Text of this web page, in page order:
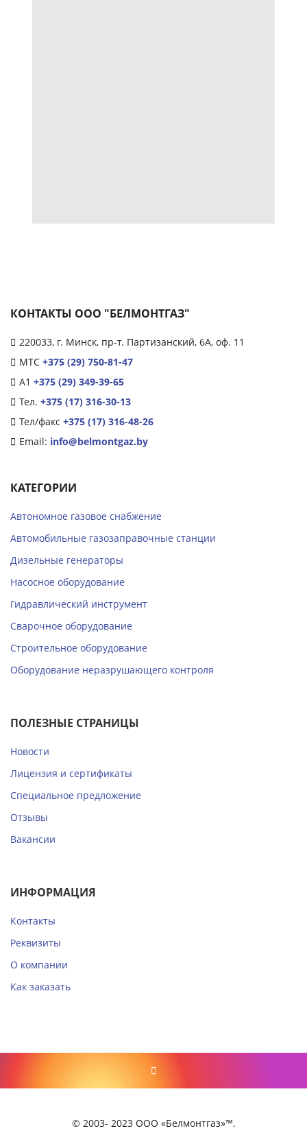
КОНТАКТЫ ООО "БЕЛМОНТГАЗ"
220033, г. Минск, пр-т. Партизанский, 6А, оф. 11
МТС +375 (29) 750-81-47
А1 +375 (29) 349-39-65
Тел. +375 (17) 316-30-13
Тел/факс +375 (17) 316-48-26
Email: info@belmontgaz.by
КАТЕГОРИИ
Автономное газовое снабжение
Автомобильные газозаправочные станции
Дизельные генераторы
Насосное оборудование
Гидравлический инструмент
Сварочное оборудование
Строительное оборудование
Оборудование неразрушающего контроля
ПОЛЕЗНЫЕ СТРАНИЦЫ
Новости
Лицензия и сертификаты
Специальное предложение
Отзывы
Вакансии
ИНФОРМАЦИЯ
Контакты
Реквизиты
О компании
Как заказать
© 2003- 2023 ООО «Белмонтгаз»™.